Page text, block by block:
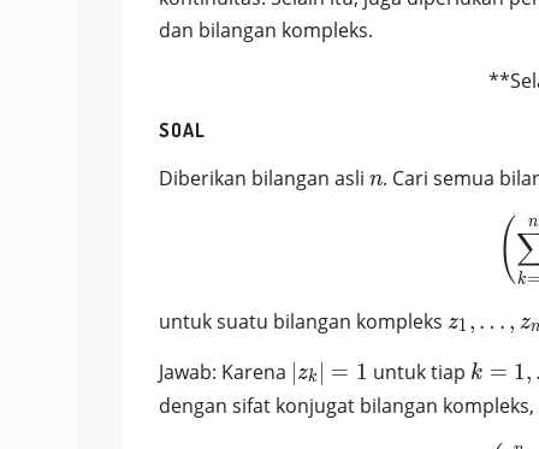
dan bilangan kompleks.
SOAL
Diberikan bilangan asli n
n. Cari semua
( k=
n
untuk suatu bilangan kompleks z_1, …,
z1 , … , zn
Jawab: Karena |z_k|
= 1
∣zk ∣ = 1 untuk tiap k
=
1,
k = 1,
dengan sifat konjugat bilangan